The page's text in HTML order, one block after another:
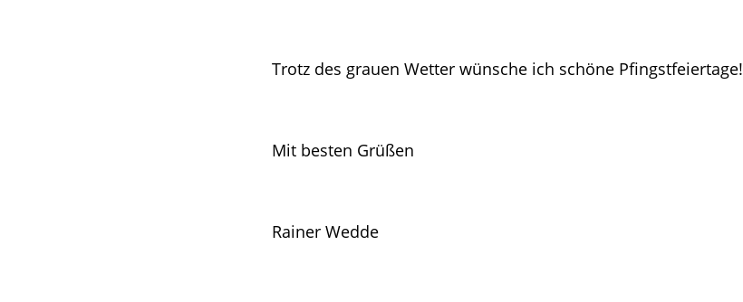
Trotz des grauen Wetter wünsche ich schöne Pfingstfeiertage!
Mit besten Grüßen
Rainer Wedde